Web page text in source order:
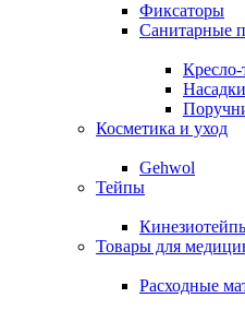
Фиксаторы
Санитарные
Кресло-
Косметика и уход
Gehwol
Тейпы
Товары для
Расходные